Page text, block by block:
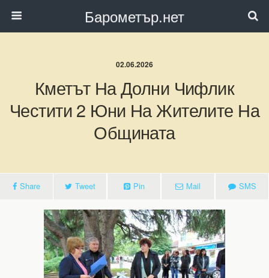
Барометър.нет
02.06.2026
Кметът На Долни Чифлик
Честити 2 Юни На Жителите На
Общината
Share Tweet Pin Mail SMS